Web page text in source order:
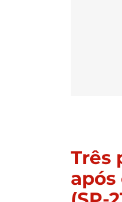
Três
após